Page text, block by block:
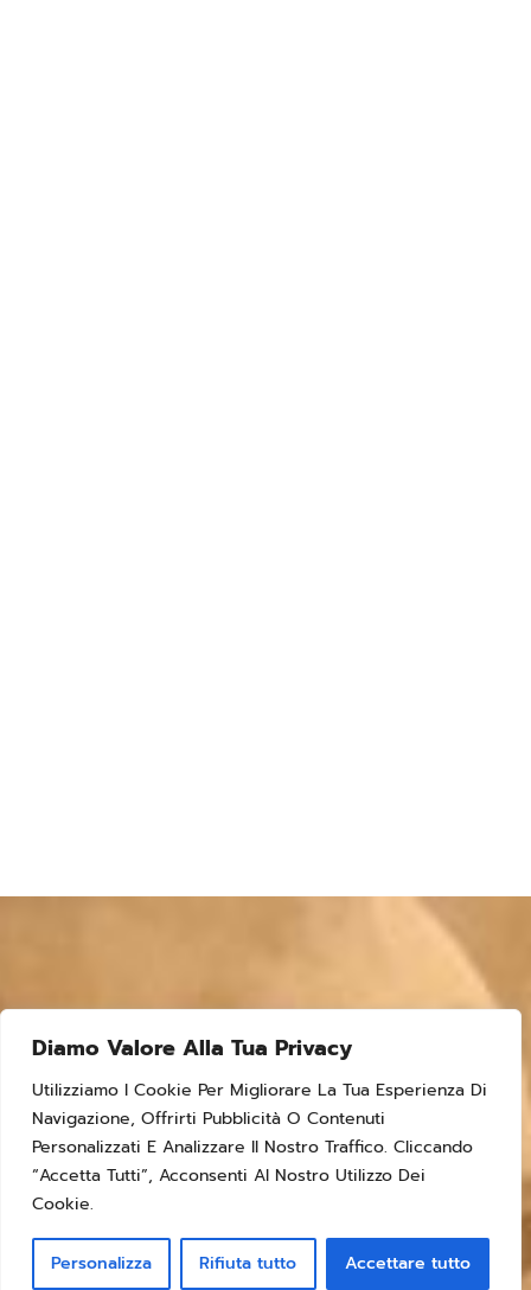
Diamo Valore Alla Tua Privacy
Utilizziamo I Cookie Per Migliorare La Tua Esperienza Di
Navigazione, Offrirti Pubblicità O Contenuti
Personalizzati E Analizzare Il Nostro Traffico. Cliccando
“Accetta Tutti”, Acconsenti Al Nostro Utilizzo Dei
Cookie.
Personalizza Rifiuta tutto Accettare tutto